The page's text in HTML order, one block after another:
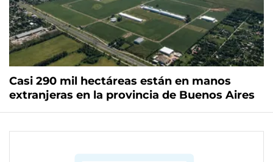
Casi 290 mil hectáreas están en manos
extranjeras en la provincia de Buenos Aires